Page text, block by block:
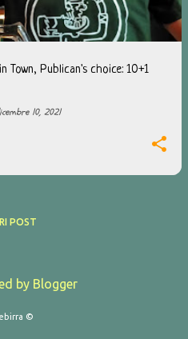
Town, Publican's choice: 10+1
10, 2021
POST
by Blogger
©